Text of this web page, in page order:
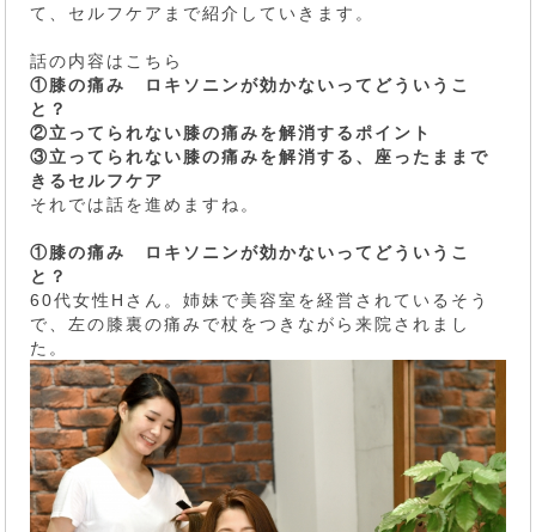
て、セルフケアまで紹介していきます。
話の内容はこちら
①膝の痛み ロキソニンが効かないってどういうこ
と？
②立ってられない膝の痛みを解消するポイント
③立ってられない膝の痛みを解消する、座ったままで
きるセルフケア
それでは話を進めますね。
①膝の痛み ロキソニンが効かないってどういうこ
と？
60代女性Hさん。姉妹で美容室を経営されているそう
で、左の膝裏の痛みで杖をつきながら来院されまし
た。